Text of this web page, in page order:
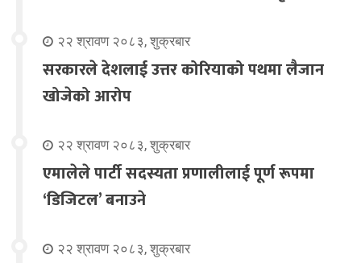
२२ श्रावण २०८३, शुक्रबार
सरकारले देशलाई उत्तर कोरियाको पथमा लैजान
खोजेको आरोप
२२ श्रावण २०८३, शुक्रबार
एमालेले पार्टी सदस्यता प्रणालीलाई पूर्ण रूपमा
‘डिजिटल’ बनाउने
२२ श्रावण २०८३, शुक्रबार